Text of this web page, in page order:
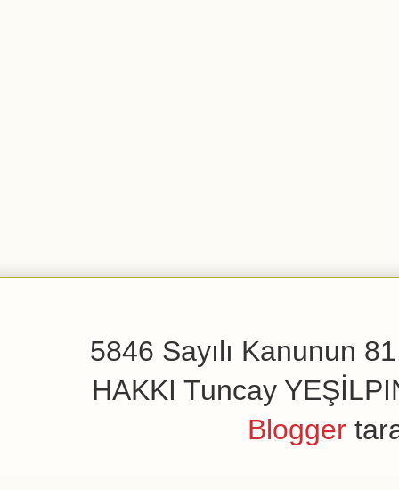
5846 Sayılı Kanunun
HAKKI Tuncay
Blogger